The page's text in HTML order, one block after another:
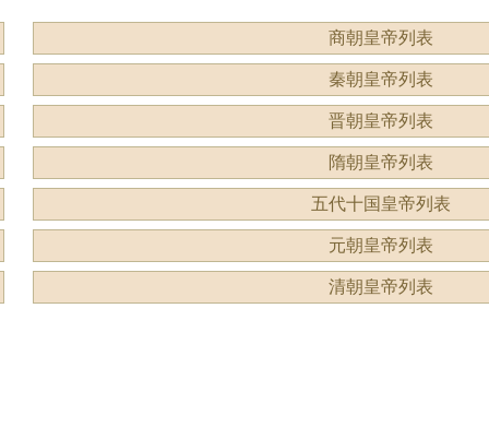
商朝皇帝列表
秦朝皇帝列表
晋朝皇帝列表
隋朝皇帝列表
五代十国皇帝列表
元朝皇帝列表
清朝皇帝列表